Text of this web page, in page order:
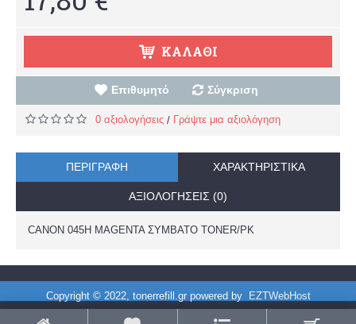
ΚΑΛΆΘΙ
Επιθυμητό Σύγκριση
0 αξιολογήσεις / Γράψτε μια αξιολόγηση
ΠΕΡΙΓΡΑΦΉ ΧΑΡΑΚΤΗΡΙΣΤΙΚΆ
ΑΞΙΟΛΟΓΉΣΕΙΣ (0)
CANON 045H MAGENTA ΣΥΜΒΑΤΟ TONER/PK
Copyright © 2022, tonerrefill.gr powered by EZTWebHost